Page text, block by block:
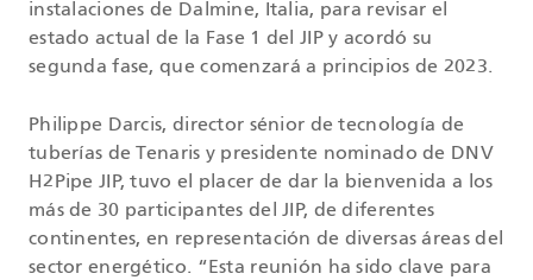
instalaciones de Dalmine, Italia, para revisar el
estado actual de la Fase 1 del JIP y acordó su
segunda fase, que comenzará a principios de 2023.
Philippe Darcis, director sénior de tecnología de
tuberías de Tenaris y presidente nominado de DNV
H2Pipe JIP, tuvo el placer de dar la bienvenida a los
más de 30 participantes del JIP, de diferentes
continentes, en representación de diversas áreas del
sector energético. “Esta reunión ha sido clave para